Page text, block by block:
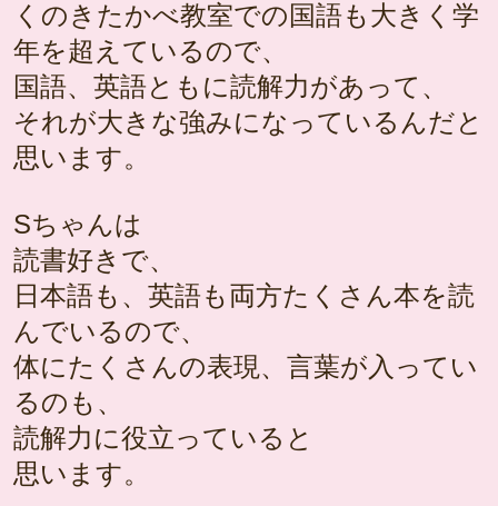
くのきたかべ教室での国語も大きく学
年を超えているので、
国語、英語ともに読解力があって、
それが大きな強みになっているんだと
思います。
Sちゃんは
読書好きで、
日本語も、英語も両方たくさん本を読
んでいるので、
体にたくさんの表現、言葉が入ってい
るのも、
読解力に役立っていると
思います。